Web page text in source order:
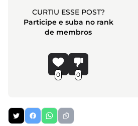
CURTIU ESSE POST?
Participe e suba no rank
de membros
0 0